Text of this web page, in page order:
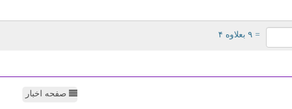
= ۹ بعلاوه ۴
صفحه اخبار